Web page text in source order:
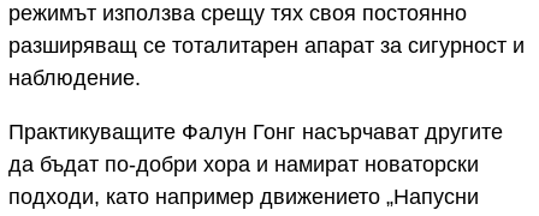
режимът използва срещу тях своя постоянно
разширяващ се тоталитарен апарат за сигурност и
наблюдение.
Практикуващите Фалун Гонг насърчават другите
да бъдат по-добри хора и намират новаторски
подходи, като например движението „Напусни